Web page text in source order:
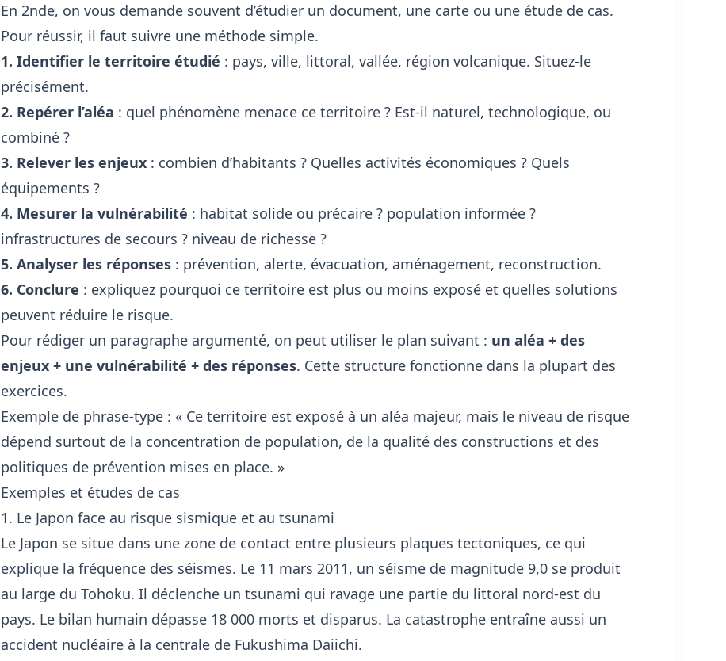
En 2nde, on vous demande souvent d’étudier un document, une carte ou une étude de cas.
Pour réussir, il faut suivre une méthode simple.
1. Identifier le territoire étudié : pays, ville, littoral, vallée, région volcanique. Situez-le
précisément.
2. Repérer l’aléa : quel phénomène menace ce territoire ? Est-il naturel, technologique, ou
combiné ?
3. Relever les enjeux: combien d’habitants ? Quelles activités économiques ? Quels
équipements ?
4. Mesurer la vulnérabilité : habitat solide ou précaire ? population informée ?
infrastructures de secours ? niveau de richesse ?
5. Analyser les réponses: prévention, alerte, évacuation, aménagement, reconstruction.
6. Conclure : expliquez pourquoi ce territoire est plus ou moins exposé et quelles solutions
peuvent réduire le risque.
Pour rédiger un paragraphe argumenté, on peut utiliser le plan suivant : un aléa + des
enjeux + une vulnérabilité + des réponses. Cette structure fonctionne dans la plupart des
exercices.
Exemple de phrase-type : « Ce territoire est exposé à un aléa majeur, mais le niveau de risque
dépend surtout de la concentration de population, de la qualité des constructions et des
politiques de prévention mises en place. »
Exemples et études de cas
1. Le Japon face au risque sismique et au tsunami
Le Japon se situe dans une zone de contact entre plusieurs plaques tectoniques, ce qui
explique la fréquence des séismes. Le 11 mars 2011, un séisme de magnitude 9,0 se produit
au large du Tohoku. Il déclenche un tsunami qui ravage une partie du littoral nord-est du
pays. Le bilan humain dépasse 18 000 morts et disparus. La catastrophe entraîne aussi un
accident nucléaire à la centrale de Fukushima Daiichi.